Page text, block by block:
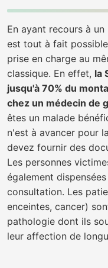
En ayant recours à
est tout à fait
prise en charge au
classique. En effet, la
jusqu'à 70% du
chez un médecin de
êtes un malade
n'est à avancer pour
devez fournir des
Les personnes
également
consultation. Les
enceintes, cancer)
pathologie dont ils
leur affection de